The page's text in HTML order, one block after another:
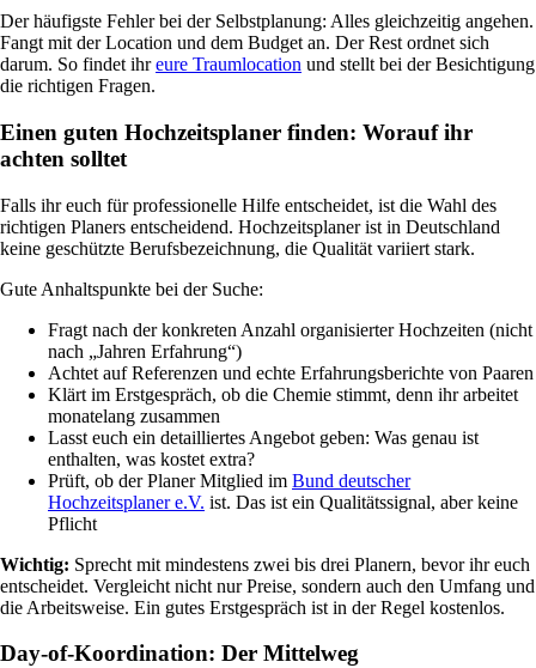
Der häufigste Fehler bei der Selbstplanung: Alles gleichzeitig angehen.
Fangt mit der Location und dem Budget an. Der Rest ordnet sich
darum. So findet ihreure Traumlocation und stellt bei der Besichtigung
die richtigen Fragen.
Einen guten Hochzeitsplaner finden: Worauf ihr
achten solltet
Falls ihr euch für professionelle Hilfe entscheidet, ist die Wahl des
richtigen Planers entscheidend. Hochzeitsplaner ist in Deutschland
keine geschützte Berufsbezeichnung, die Qualität variiert stark.
Gute Anhaltspunkte bei der Suche:
Fragt nach der konkreten Anzahl organisierter Hochzeiten (nicht
nach „Jahren Erfahrung“)
Achtet auf Referenzen und echte Erfahrungsberichte von Paaren
Klärt im Erstgespräch, ob die Chemie stimmt, denn ihr arbeitet
monatelang zusammen
Lasst euch ein detailliertes Angebot geben: Was genau ist
enthalten, was kostet extra?
Prüft, ob der Planer Mitglied im Bund deutscher
Hochzeitsplaner e.V. ist. Das ist ein Qualitätssignal, aber keine
Pflicht
Wichtig: Sprecht mit mindestens zwei bis drei Planern, bevor ihr euch
entscheidet. Vergleicht nicht nur Preise, sondern auch den Umfang und
die Arbeitsweise. Ein gutes Erstgespräch ist in der Regel kostenlos.
Day-of-Koordination: Der Mittelweg